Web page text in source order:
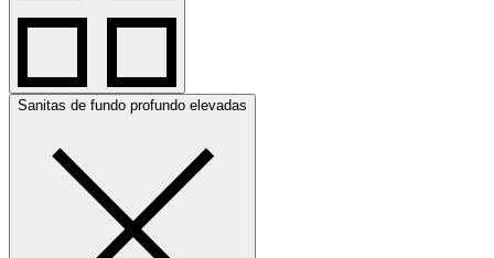
Sanitas de fundo profundo elevadas